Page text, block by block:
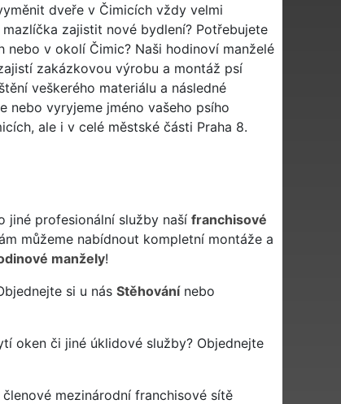
dveře v Čimicích vždy velmi
zajistit nové bydlení? Potřebujete
v okolí Čimic? Naši hodinoví manželé
zakázkovou výrobu a montáž psí
veškerého materiálu a následné
nebo vyryjeme jméno vašeho psího
ale i v celé městské části Praha 8.
jiné profesionální služby naší franchisové
můžeme nabídnout kompletní montáže a
manžely!
si u nás Stěhovánínebo
oken či jiné úklidové služby? Objednejte
mezinárodní franchisové sítě